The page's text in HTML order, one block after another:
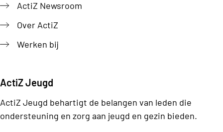
ActiZ Newsroom
Over ActiZ
Werken bij
ActiZ Jeugd
ActiZ Jeugd behartigt de belangen van leden die
ondersteuning en zorg aan jeugd en gezin bieden.